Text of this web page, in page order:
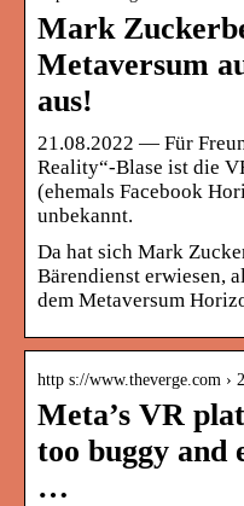
Mark
Metaversum
aus!
21.08.2022 — Für
Reality“-Blase ist die
(ehemals Facebook
unbekannt.
Da hat sich Mark
Bärendienst erwiesen,
dem Metaversum
http s://www.theverge.com ›
Meta’s VR
too buggy and
…